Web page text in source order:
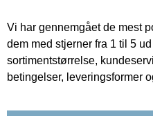
Vi har gennemgået de mest
dem med stjerner fra 1 til 5
sortimentstørrelse,
betingelser, leveringsformer